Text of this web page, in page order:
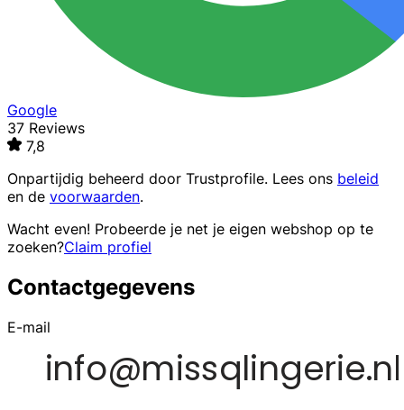
Google
37 Reviews
7,8
Onpartijdig beheerd door Trustprofile. Lees ons beleid
en de voorwaarden.
Wacht even! Probeerde je net je eigen webshop op te
zoeken?Claim profiel
Contactgegevens
E-mail